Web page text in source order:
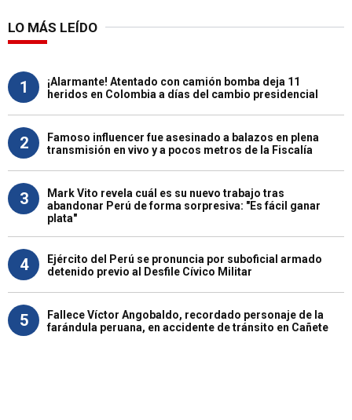
LO MÁS LEÍDO
1
¡Alarmante! Atentado con camión bomba deja 11
heridos en Colombia a días del cambio presidencial
2
Famoso influencer fue asesinado a balazos en plena
transmisión en vivo y a pocos metros de la Fiscalía
3
Mark Vito revela cuál es su nuevo trabajo tras
abandonar Perú de forma sorpresiva: "Es fácil ganar
plata"
4
Ejército del Perú se pronuncia por suboficial armado
detenido previo al Desfile Cívico Militar
5
Fallece Víctor Angobaldo, recordado personaje de la
farándula peruana, en accidente de tránsito en Cañete